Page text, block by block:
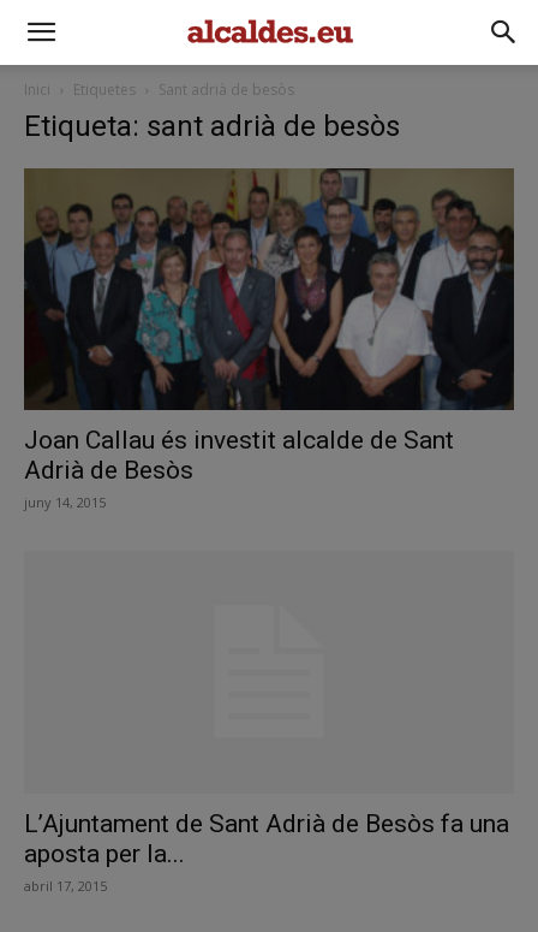
Inici Etiquetes Sant adrià de besòs
Etiqueta: sant adrià de besòs
Joan Callau és investit alcalde de Sant
Adrià de Besòs
juny 14, 2015
L’Ajuntament de Sant Adrià de Besòs fa una
aposta per la...
abril 17, 2015